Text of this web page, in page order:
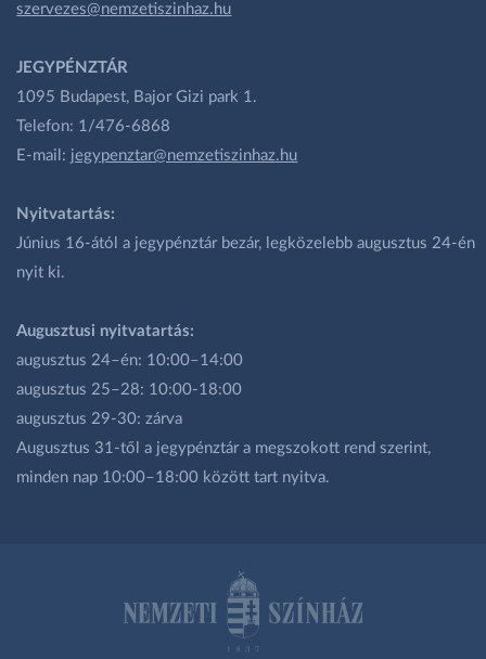
szervezes@nemzetiszinhaz.hu
JEGYPÉNZTÁR
1095 Budapest, Bajor Gizi park 1.
Telefon: 1/476-6868
E-mail: jegypenztar@nemzetiszinhaz.hu
Nyitvatartás:
Június 16-ától a jegypénztár bezár, legközelebb augusztus 24-én
nyit ki.
Augusztusi nyitvatartás:
augusztus 24–én: 10:00–14:00
augusztus 25–28: 10:00-18:00
augusztus 29-30: zárva
Augusztus 31-től a jegypénztár a megszokott rend szerint,
minden nap 10:00–18:00 között tart nyitva.